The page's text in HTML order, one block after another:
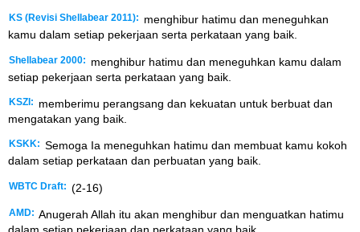
KS (Revisi Shellabear 2011):
menghibur hatimu dan meneguhkan
kamu dalam setiap pekerjaan serta perkataan yang baik.
Shellabear 2000:
menghibur hatimu dan meneguhkan kamu dalam
setiap pekerjaan serta perkataan yang baik.
KSZI:
memberimu perangsang dan kekuatan untuk berbuat dan
mengatakan yang baik.
KSKK: Semoga Ia meneguhkan hatimu dan membuat kamu kokoh
dalam setiap perkataan dan perbuatan yang baik.
WBTC Draft: (2-16)
AMD: Anugerah Allah itu akan menghibur dan menguatkan hatimu